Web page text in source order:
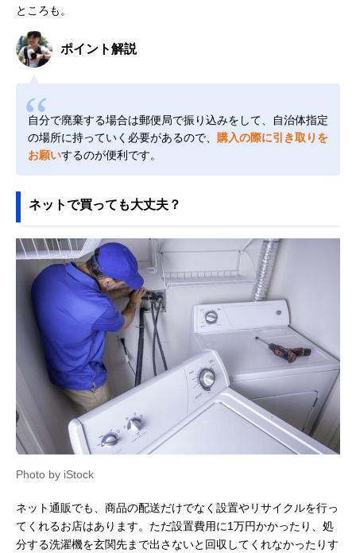
ところも。
ポイント解説
自分で廃棄する場合は郵便局で振り込みをして、自治体指定
の場所に持っていく必要があるので、
購入の際に引き取りを
お願いするのが便利です。
ネットで買っても大丈夫？
Photo by iStock
ネット通販でも、商品の配送だけでなく設置やリサイクルを行っ
てくれるお店はあります。ただ設置費用に1万円かかったり、処
分する洗濯機を玄関先まで出さないと回収してくれなかったりす